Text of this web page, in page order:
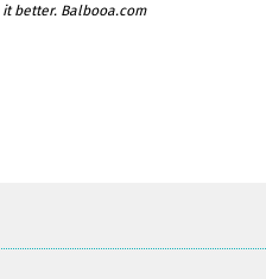
better. Balbooa.com